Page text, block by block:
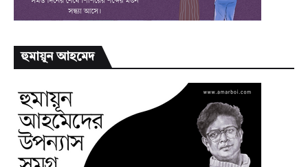
হুমায়ূন আহমেদ